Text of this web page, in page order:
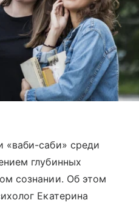
«ваби-саби» среди
глубинных
сознании. Об этом
Екатерина